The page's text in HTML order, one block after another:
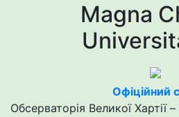
Magna
Офіційний
Обсерваторія Великої Хартії –